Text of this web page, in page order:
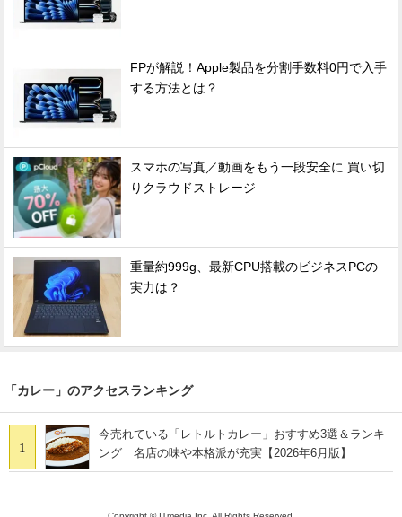
FPが解説！Apple製品を分割手数料0円で入手
する方法とは？
スマホの写真／動画をもう一段安全に 買い切
りクラウドストレージ
重量約999g、最新CPU搭載のビジネスPCの
実力は？
「カレー」のアクセスランキング
1
今売れている「レトルトカレー」おすすめ3選＆ランキ
ング 名店の味や本格派が充実【2026年6月版】